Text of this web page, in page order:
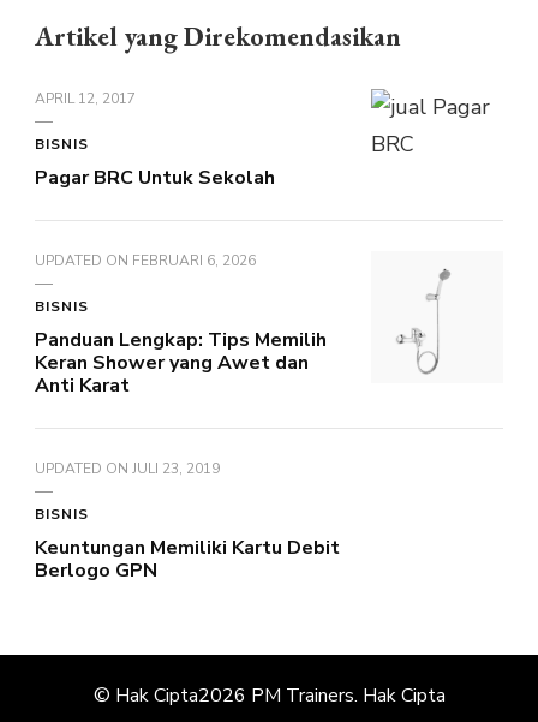
Artikel yang Direkomendasikan
APRIL 12, 2017
BISNIS
Pagar BRC Untuk Sekolah
UPDATED ON FEBRUARI 6, 2026
BISNIS
Panduan Lengkap: Tips Memilih
Keran Shower yang Awet dan
Anti Karat
UPDATED ON JULI 23, 2019
BISNIS
Keuntungan Memiliki Kartu Debit
Berlogo GPN
© Hak Cipta2026 PM Trainers. Hak Cipta